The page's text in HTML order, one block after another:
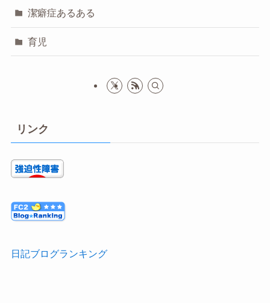
潔癖症あるある
育児
リンク
日記ブログランキング